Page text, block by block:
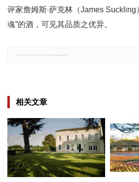
评家詹姆斯·萨克林（James Suckling
魂”的酒，可见其品质之优异。
相关文章